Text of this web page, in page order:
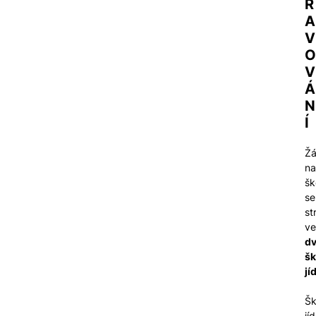
R
A
V
O
V
Á
N
Í
se
ve